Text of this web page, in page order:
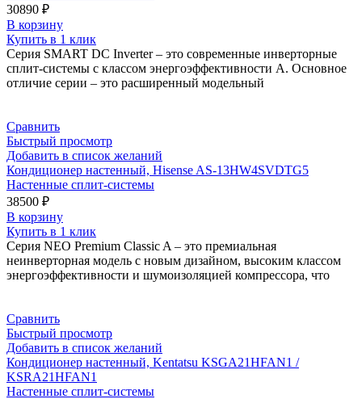
30890 ₽
В корзину
Купить в 1 клик
Серия SMART DC Inverter – это современные инверторные
сплит-системы с классом энергоэффективности А. Основное
отличие серии – это расширенный модельный
Сравнить
Быстрый просмотр
Добавить в список желаний
Кондиционер настенный, Hisense AS-13HW4SVDTG5
Настенные сплит-системы
38500 ₽
В корзину
Купить в 1 клик
Серия NEO Premium Classic A – это премиальная
неинверторная модель с новым дизайном, высоким классом
энергоэффективности и шумоизоляцией компрессора, что
Сравнить
Быстрый просмотр
Добавить в список желаний
Кондиционер настенный, Kentatsu KSGA21HFAN1 /
KSRA21HFAN1
Настенные сплит-системы